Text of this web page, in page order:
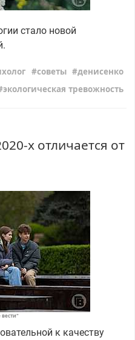
стало новой
советы
денисенко
экологическая тревожность
х отличается от
вести"
к качеству